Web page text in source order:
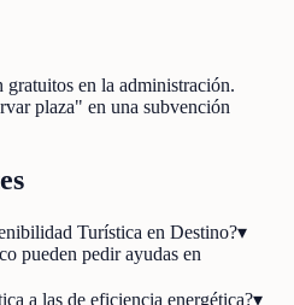
gratuitos en la administración.
plaza" en una subvención
Turística en Destino?▾
pueden pedir ayudas en
a las de eficiencia energética?▾